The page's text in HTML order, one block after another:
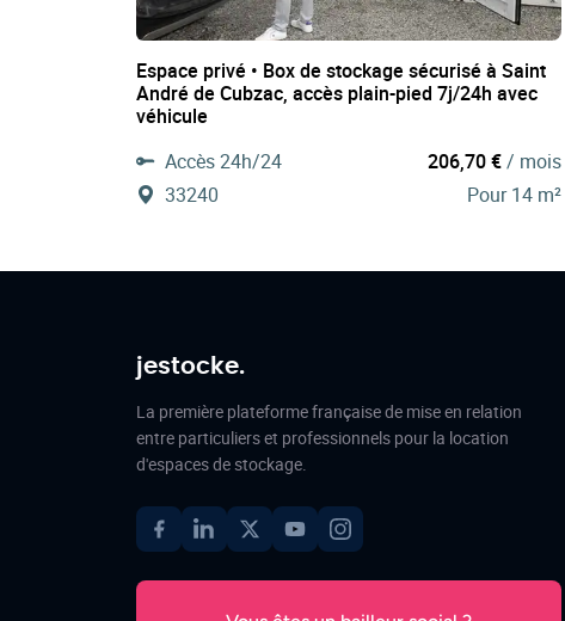
Espace privé • Box de stockage sécurisé à Saint
André de Cubzac, accès plain-pied 7j/24h avec
véhicule
Accès 24h/24
33240
206,70 €/ mois
Pour 14 m²
jestocke.
La première plateforme française de mise en relation
entre particuliers et professionnels pour la location
d'espaces de stockage.